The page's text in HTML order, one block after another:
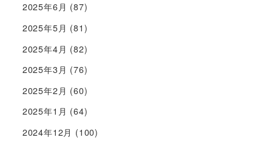
2025年6月 (87)
2025年5月 (81)
2025年4月 (82)
2025年3月 (76)
2025年2月 (60)
2025年1月 (64)
2024年12月 (100)